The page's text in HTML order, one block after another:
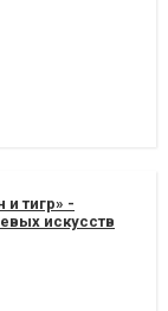
и тигр» -
искусств